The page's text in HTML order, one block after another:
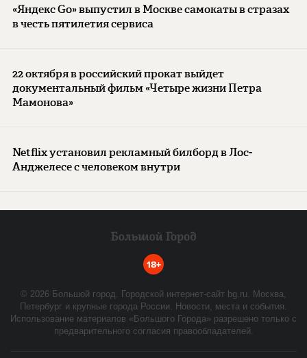
«Яндекс Go» выпустил в Москве самокаты в стразах
в честь пятилетия сервиса
22 октября в российский прокат выйдет
документальный фильм «Четыре жизни Петра
Мамонова»
Netflix установил рекламный билборд в Лос-
Анджелесе с человеком внутри
18+
© 2026 Большой город. Городской интернет-сайт bg.ru. Москва,
Петербург и крупные города России. Новости, места и события.
Использование материалов «Большого Города» разрешено только с
предварительного согласия правообладателей.